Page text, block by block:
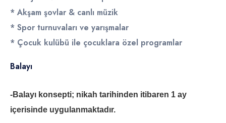
* Akşam şovlar & canlı müzik
* Spor turnuvaları ve yarışmalar
* Çocuk kulübü ile çocuklara özel programlar
Balayı
-Balayı konsepti; nikah tarihinden itibaren 1 ay
içerisinde uygulanmaktadır.